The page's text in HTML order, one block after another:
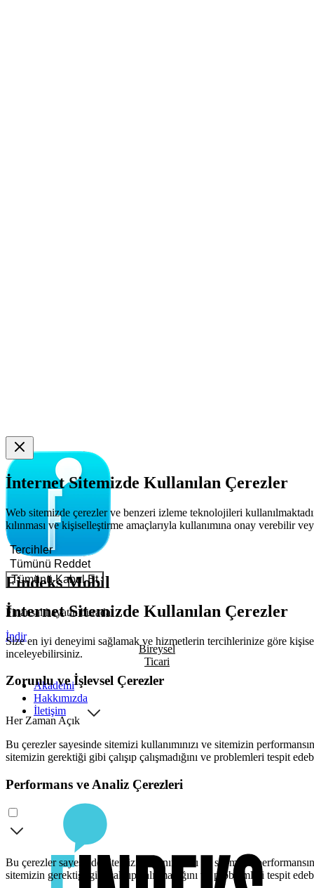
İnternet Sitemizde Kullanılan Çerezler
Web sitemizde çerezler ve benzeri izleme teknolojileri
kılınması ve kişiselleştirme amaçlarıyla kullanımına onay verebilir
Tercihler
Tümünü Reddet
Tümünü Kabul Et
İnternet Sitemizde Kullanılan Çerezler
Size en iyi deneyimi sağlamak ve hizmetlerin tercihlerinize göre
inceleyebilirsiniz.
Zorunlu ve İşlevsel Çerezler
Her Zaman Açık
Bu çerezler sayesinde sitemizi kullanımınızı ve sitemizin
sitemizin gerektiği gibi çalışıp çalışmadığını ve problemleri tespit
Performans ve Analiz Çerezleri
Bu çerezler sayesinde sitemizi kullanımınızı ve sitemizin
sitemizin gerektiği gibi çalışıp çalışmadığını ve problemleri tespit
Findeks Mobil
Finansal hayatın burada!
İndir
Bireysel
Ticari
Akademi
Hakkımızda
İletişim